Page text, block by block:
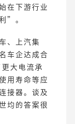
在下游行业
”。
、上汽集
车企达成合
大电流承
用寿命等应
接器。谈及
均的答案很